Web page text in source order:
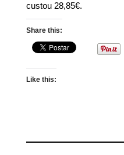
custou 28,85€.
Share this:
Like this: